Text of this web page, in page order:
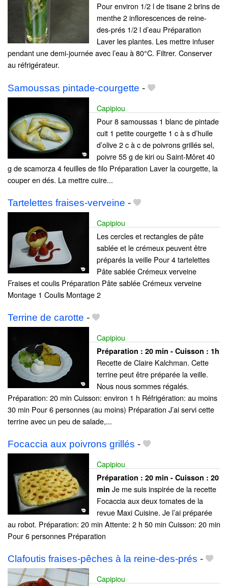
Pour environ 1/2 l de tisane 2 brins de
menthe 2 inflorescences de reine-
des-prés 1/2 l d’eau Préparation
Laver les plantes. Les mettre infuser
pendant une demi-journée avec l’eau à 80°C. Filtrer. Conserver
au réfrigérateur.
Samoussas pintade-courgette -
Capipiou
Pour 8 samoussas 1 blanc de pintade
cuit 1 petite courgette 1 c à s d’huile
d’olive 2 c à c de poivrons grillés sel,
poivre 55 g de kiri ou Saint-Môret 40
g de scamorza 4 feuilles de filo Préparation Laver la courgette, la
couper en dés. La mettre cuire...
Tartelettes fraises-verveine -
Capipiou
Les cercles et rectangles de pâte
sablée et le crémeux peuvent être
préparés la veille Pour 4 tartelettes
Pâte sablée Crémeux verveine
Fraises et coulis Préparation Pâte sablée Crémeux verveine
Montage 1 Coulis Montage 2
Terrine de carotte -
Capipiou
Préparation : 20 min - Cuisson : 1h
Recette de Claire Kalchman. Cette
terrine peut être préparée la veille.
Nous nous sommes régalés.
Préparation: 20 min Cuisson: environ 1 h Réfrigération: au moins
30 min Pour 6 personnes (au moins) Préparation J’ai servi cette
terrine avec un peu de salade,...
Focaccia aux poivrons grillés -
Capipiou
Préparation : 20 min - Cuisson : 20
min Je me suis inspirée de la recette
Focaccia aux deux tomates de la
revue Maxi Cuisine. Je l’ai préparée
au robot. Préparation: 20 min Attente: 2 h 50 min Cuisson: 20 min
Pour 6 personnes Préparation
Clafoutis fraises-pêches à la reine-des-prés -
Capipiou